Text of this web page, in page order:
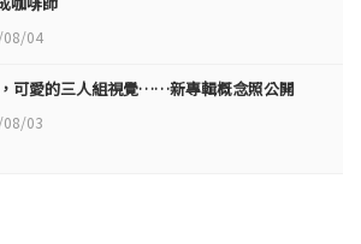
08/04
可愛的三人組視覺……新專輯概念照公開
03